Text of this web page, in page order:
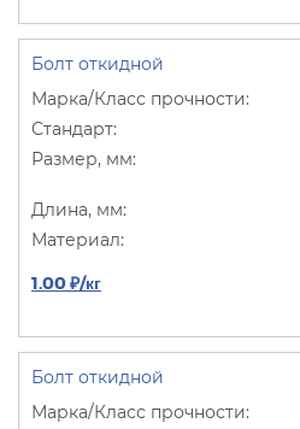
Болт откидной
1.00 ₽/кг
Болт откидной